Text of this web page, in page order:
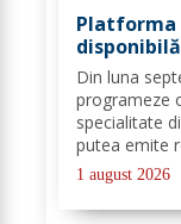
Platforma
devine
digital de
Din luna
programeze
specialitate
putea emite
direct prin
platforma
1 august 2026